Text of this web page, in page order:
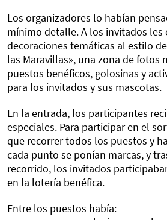
Los organizadores lo habían
mínimo detalle. A los invitados les
decoraciones temáticas al estilo
las Maravillas», una zona de fotos
puestos benéficos, golosinas y
para los invitados y sus mascotas.
En la entrada, los participantes
especiales. Para participar en el
que recorrer todos los puestos y
cada punto se ponían marcas, y
recorrido, los invitados
en la lotería benéfica.
Entre los puestos había: